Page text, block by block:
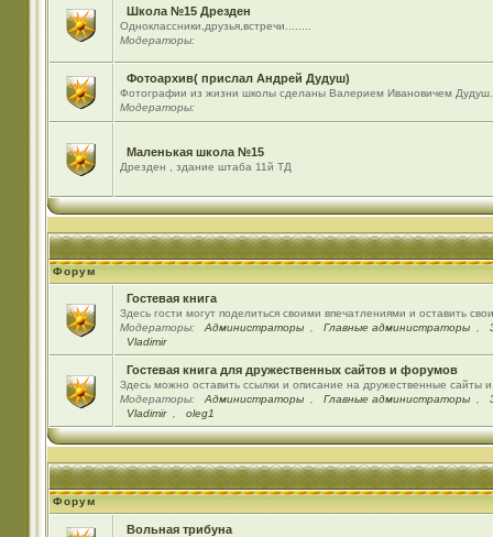
Школа №15 Дрезден
Одноклассники,друзья,встречи........
Модераторы:
Фотоархив( прислал Андрей Дудуш)
Фотографии из жизни школы сделаны Валерием Ивановичем Дудуш.
Модераторы:
Маленькая школа №15
Дрезден , здание штаба 11й ТД
Форум
Гостевая книга
Здесь гости могут поделиться своими впечатлениями и оставить
Модераторы:
Администраторы Главные администраторы
Vladimir
Гостевая книга для дружественных сайтов и форумов
Здесь можно оставить ссылки и описание на дружественные сайты
Модераторы:
Администраторы Главные администраторы
Vladimir
oleg1
Форум
Вольная трибуна